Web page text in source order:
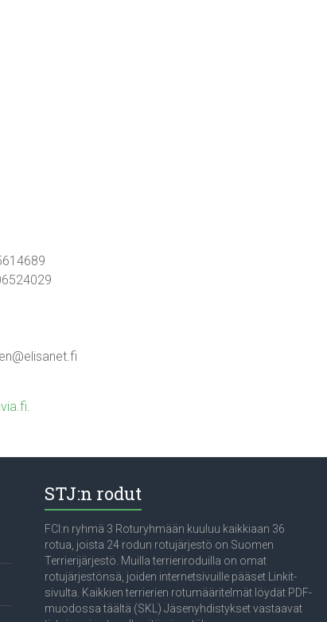
.
STJ:n rodut
FCI:n ryhmä 3 Roturyhmään kuuluu kaikkiaan 36
rotua, joista 24 rodun rotujärjestö on Suomen
Terrierijärjestö. Muilla terrieriroduilla on omat
rotujärjestönsä, joiden internetsivuille pääset Linkit-
sivulta. Kaikkien terrierien rotumääritelmät löydät PDF-
muodossa täältä (SKL) Jäsenyhdistykset vastaavat